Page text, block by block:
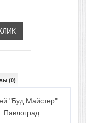
(0)
"Буд Майстер"
Павлоград.